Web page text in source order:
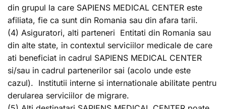
din grupul la care SAPIENS MEDICAL CENTER este
afiliata, fie ca sunt din Romania sau din afara tarii.
(4) Asiguratori, alti parteneri Entitati din Romania sau
din alte state, in contextul serviciilor medicale de care
ati beneficiat in cadrul SAPIENS MEDICAL CENTER
si/sau in cadrul partenerilor sai (acolo unde este
cazul). Institutii interne si internationale abilitate pentru
derularea serviciilor de migrare.